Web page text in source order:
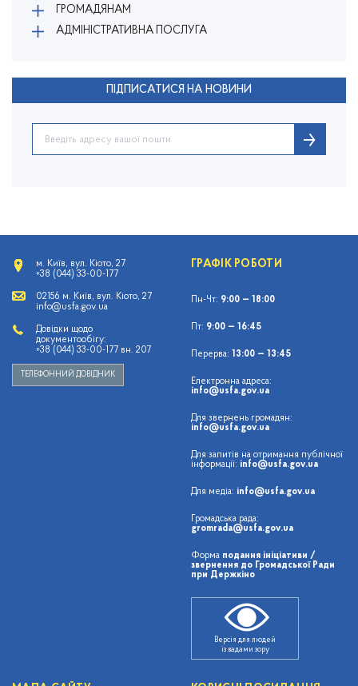
ГРОМАДЯНАМ
АДМІНІСТРАТИВНА ПОСЛУГА
ПІДПИСАТИСЯ НА НОВИНИ
м. Київ, вул. Кіото, 27
+38 (044) 33-00-177
02156 м. Київ, вул. Кіото, 27
info@usfa.gov.ua
Довідки щодо
документообігу:
+38 (044) 33-00-177 вн. 207
ТЕЛЕФОННИЙ ДОВІДНИК
ГРАФІК РОБОТИ
Пн-Чт: 9:00 — 18:00
Пт: 9:00 — 16:45
Перерва: 13:00 — 13:45
Електронна адреса:
info@usfa.gov.ua
Для звернень громадян:
info@usfa.gov.ua
Для запитів на отримання публічної
інформації: info@usfa.gov.ua
Для медіа: info@usfa.gov.ua
Громадська рада:
gromrada@usfa.gov.ua
Форма подання ініціативи /
звернення до Громадської Ради
при Держкіно
Версія для людей
із вадами зору